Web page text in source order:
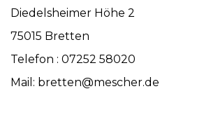
Diedelsheimer Höhe 2
75015 Bretten
Telefon : 07252 58020
Mail: bretten@mescher.de